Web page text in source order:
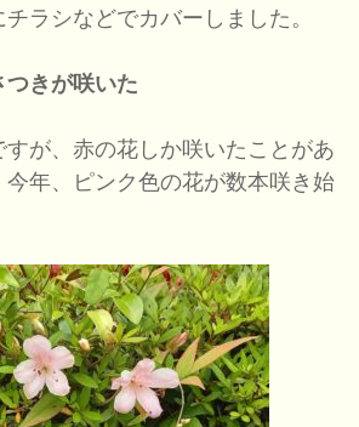
ラシなどでカバーしました。
つきが咲いた
が、赤の花しか咲いたことがあ
今年、ピンク色の花が数本咲き始